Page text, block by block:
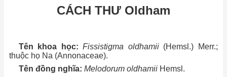
CÁCH THƯ Oldham
Tên khoa học: Fissistigma oldhamii(Hemsl.) Merr.;
thuộc họ Na (Annonaceae).
Tên đồng nghĩa: Melodorum oldhamiiHemsl.